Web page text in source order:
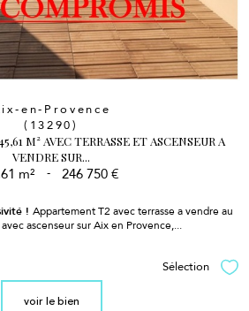
en-Provence
(13290)
M² AVEC TERRASSE ET ASCENSEUR A
VENDRE SUR...
m² - 246 750 €
! Appartement T2 avec terrasse a vendre au
ascenseur sur Aix en Provence,...
Sélection
voir le bien